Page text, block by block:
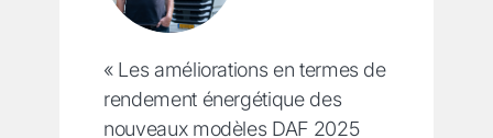
« Les améliorations en termes de
rendement énergétique des
nouveaux modèles DAF 2025